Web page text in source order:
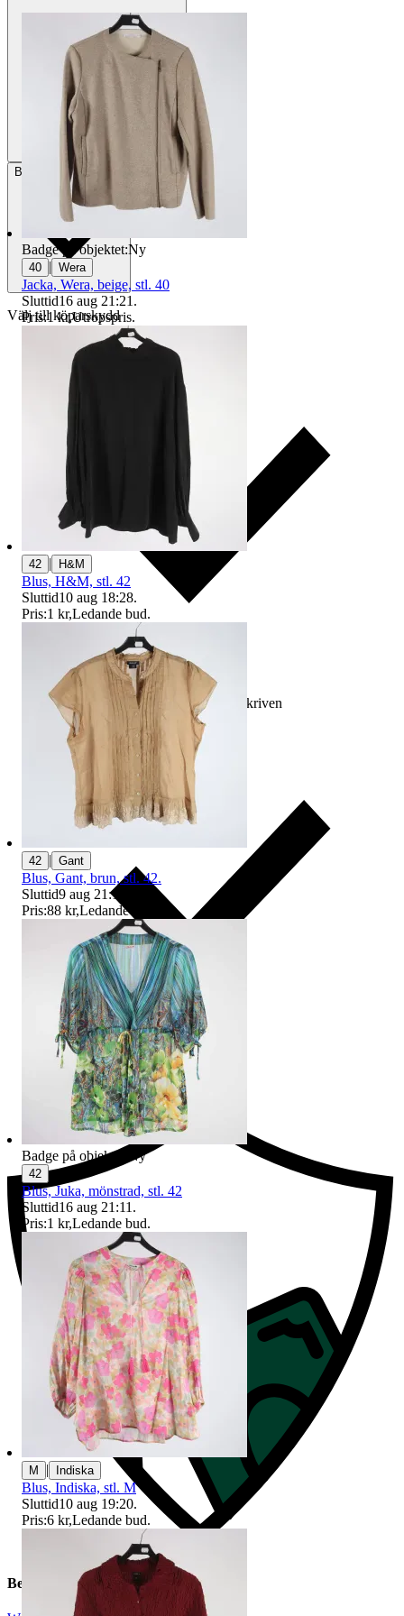
Betalning Via Tradera
Välj till köparskydd
Ersättning om varan inte är som beskriven
Ersättning om du inte får din vara
Beskrivning
Badge på objektet:Ny
40 | Wera
Jacka, Wera, beige, stl. 40
Sluttid16 aug 21:21 .
Pris:1 kr,Utropspris.
42 | H&M
Blus, H&M, stl. 42
Sluttid10 aug 18:28.
Pris:1 kr,Ledande bud.
42 | Gant
Blus, Gant, brun, stl. 42.
Sluttid9 aug 21:13
Pris:88 kr,Ledande bud
Badge på objektet: Ny
42
Blus, Juka, mönstrad, stl. 42
Sluttid16 aug 21:11 .
Pris:1 kr,Ledande bud.
M | Indiska
Blus, Indiska, stl. M
Sluttid10 aug 19:20.
Pris:6 kr,Ledande bud.